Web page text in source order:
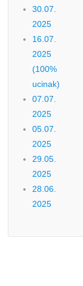
30.07.
2025
16.07.
2025
(100%
ucinak)
07.07.
2025
05.07.
2025
29.05.
2025
28.06.
2025